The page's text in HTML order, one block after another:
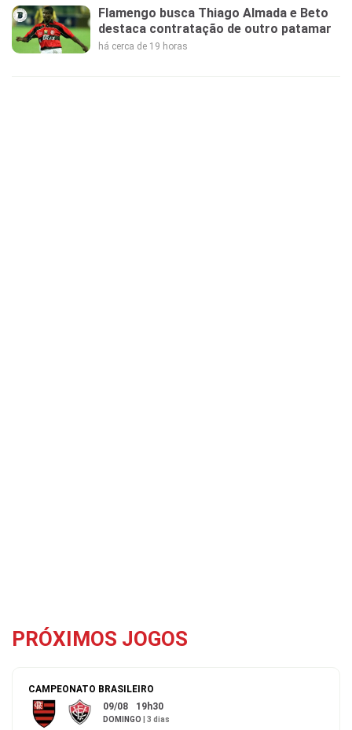
Flamengo busca Thiago Almada e Beto
destaca contratação de outro patamar
há cerca de 19 horas
PRÓXIMOS JOGOS
CAMPEONATO BRASILEIRO
09/08 19h30
DOMINGO 3 dias